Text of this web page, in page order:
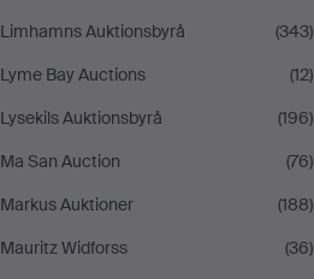
Limhamns Auktionsbyrå
(343)
Lyme Bay Auctions
(12)
Lysekils Auktionsbyrå
(196)
Ma San Auction
(76)
Markus Auktioner
(188)
Mauritz Widforss
(36)